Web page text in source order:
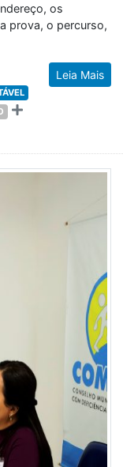
os
prova, o percurso,
Leia Mais